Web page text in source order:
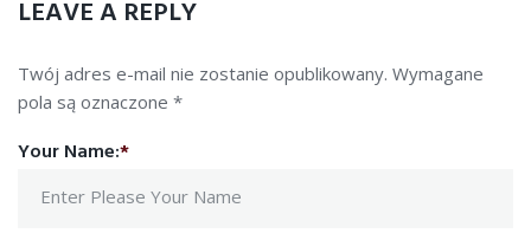
LEAVE A REPLY
Twój adres e-mail nie zostanie opublikowany. Wymagane
pola są oznaczone *
Your Name:*